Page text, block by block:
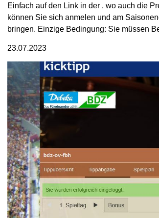
Einfach auf den Link in der , wo auch die
können Sie sich anmelen und am
bringen. Einzige Bedingung: Sie müssen
23.07.2023